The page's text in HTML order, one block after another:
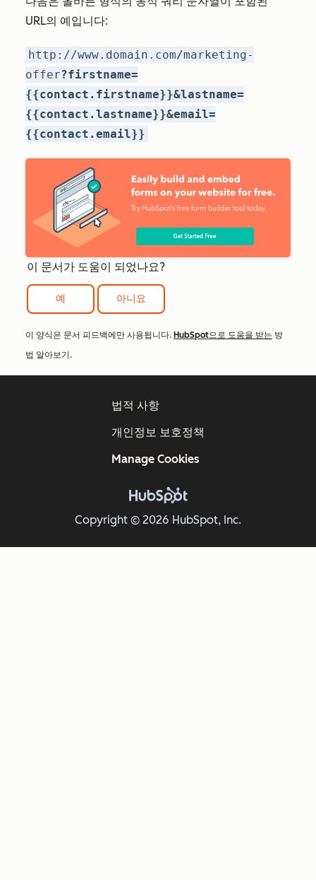
URL의 예입니다:
http://www.domain.com/marketing-
offer?firstname=
{{contact.firstname}}&lastname=
{{contact.lastname}}&email=
{{contact.email}}
이 문서가 도움이 되었나요?
예 아니요
이 양식은 문서 피드백에만 사용됩니다. HubSpot으로 도움을 받는 방
법 알아보기.
Copyright © 2026 HubSpot, Inc.
법적 사항
개인정보 보호정책
Manage Cookies